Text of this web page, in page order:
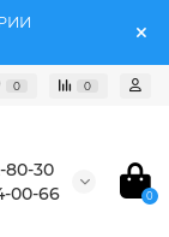
0 0
80-30
00-66
0